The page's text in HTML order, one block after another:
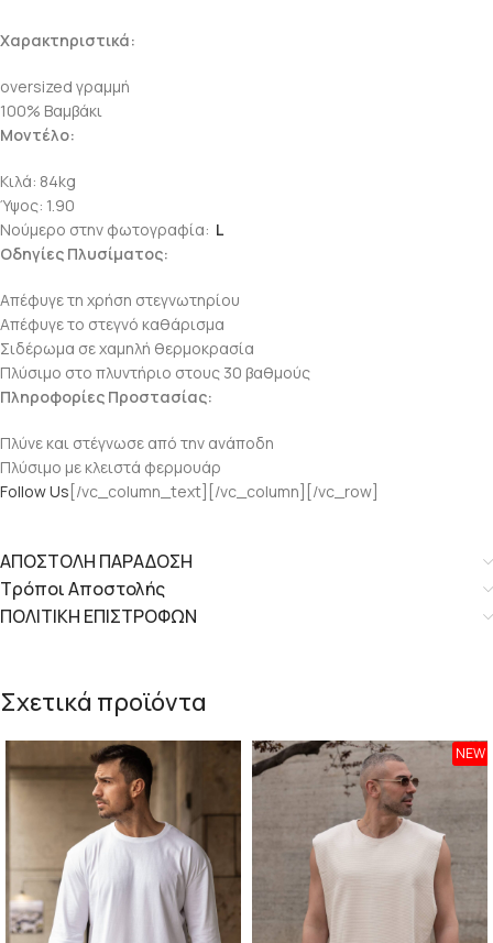
Χαρακτηριστικά:
oversized γραμμή
100% Βαμβάκι
Μοντέλο:
Κιλά: 84kg
Ύψος: 1.90
Νούμερο στην φωτογραφία: L
Οδηγίες Πλυσίματος:
Απέφυγε τη χρήση στεγνωτηρίου
Απέφυγε το στεγνό καθάρισμα
Σιδέρωμα σε χαμηλή θερμοκρασία
Πλύσιμο στο πλυντήριο στους 30 βαθμούς
Πληροφορίες Προστασίας:
Πλύνε και στέγνωσε από την ανάποδη
Πλύσιμο με κλειστά φερμουάρ
Follow Us [/vc_column_text][/vc_column][/vc_row]
ΑΠΟΣΤΟΛΗ ΠΑΡΑΔΟΣΗ
Τρόποι Αποστολής
ΠΟΛΙΤΙΚΗ ΕΠΙΣΤΡΟΦΩΝ
Σχετικά προϊόντα
NEW